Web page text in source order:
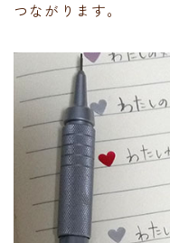
つながります。